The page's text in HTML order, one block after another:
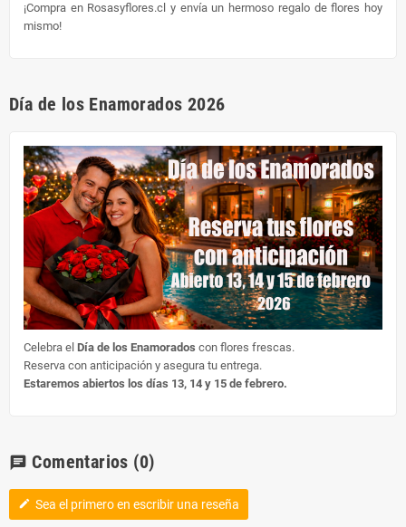
¡Compra en Rosasyflores.cl y envía un hermoso regalo de flores hoy
mismo!
Día de los Enamorados 2026
Celebra el Día de los Enamorados con flores frescas.
Reserva con anticipación y asegura tu entrega.
Estaremos abiertos los días 13, 14 y 15 de febrero.
chat Comentarios (0)
edit Sea el primero en escribir una reseña